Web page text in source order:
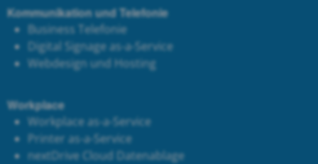
Kommunikation und Telefonie
Business Telefonie
Digital Signage as-a-Service
Webdesign und Hosting
Workplace
Workplace as-a-Service
Printer as-a-Service
nextDrive Cloud Datenablage